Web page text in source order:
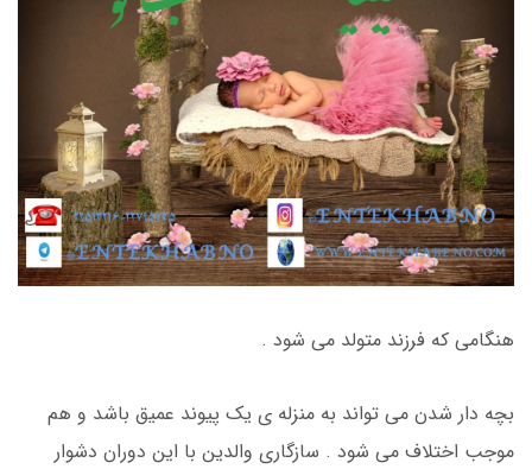
هنگامی که فرزند متولد می شود .
بچه دار شدن می تواند به منزله ی یک پیوند عمیق باشد و هم
موجب اختلاف می شود . سازگاری والدین با این دوران دشوار